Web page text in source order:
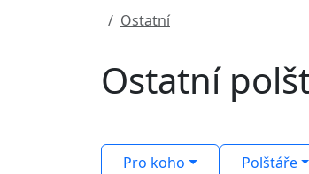
Ostatní
Ostatní
Pro koho Polštáře